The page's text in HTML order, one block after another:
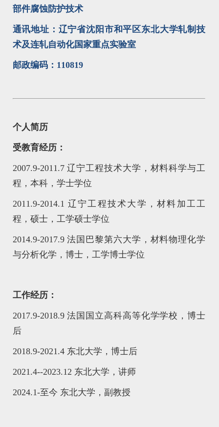
部件腐蚀防护技术
通讯地址：辽宁省沈阳市和平区东北大学轧制技
术及连轧自动化国家重点实验室
邮政编码：110819
个人简历
受教育经历：
2007.9-2011.7 辽宁工程技术大学，材料科学与工
程，本科，学士学位
2011.9-2014.1 辽宁工程技术大学，材料加工工
程，硕士，工学硕士学位
2014.9-2017.9 法国巴黎第六大学，材料物理化学
与分析化学，博士，工学博士学位
工作经历：
2017.9-2018.9 法国国立高科高等化学学校，博士
后
2018.9-2021.4 东北大学，博士后
2021.4--2023.12 东北大学，讲师
2024.1-至今 东北大学，副教授